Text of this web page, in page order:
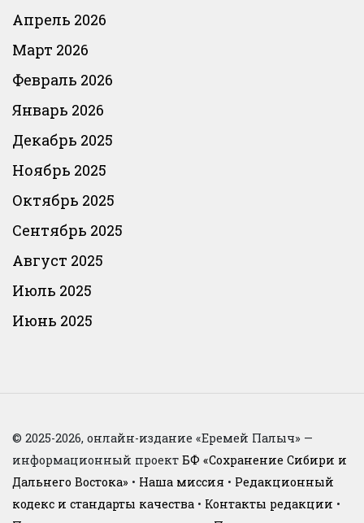
Апрель 2026
Март 2026
Февраль 2026
Январь 2026
Декабрь 2025
Ноябрь 2025
Октябрь 2025
Сентябрь 2025
Август 2025
Июль 2025
Июнь 2025
© 2025-2026, онлайн-издание «Еремей Палыч» —
информационный проект БФ «Сохранение Сибири и
Дальнего Востока» • Наша миссия • Редакционный
кодекс и стандарты качества • Контакты редакции •